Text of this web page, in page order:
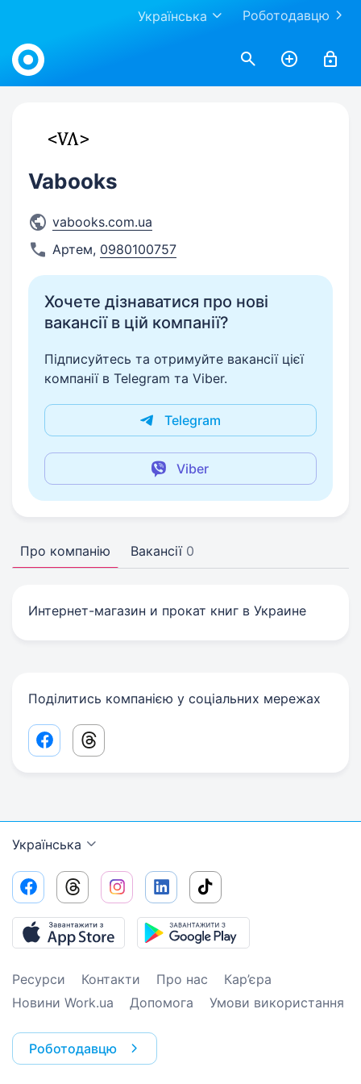
Роботодавцю
Українська
Work.ua
Vabooks
vabooks.com.ua
Артем, 0980100757
Хочете дізнаватися про нові
вакансії в цій компанії?
Підписуйтесь та отримуйте вакансії цієї
компанії в Telegram та Viber.
Telegram
Viber
Про компанію Вакансії 0
Интернет-магазин и прокат книг в Украине
Поділитись компанією у соціальних мережах
Facebook share link
Threads share link
Українська
Ресурси Контакти Про нас
Кар’єра
Новини Work.ua
Допомога Умови використання
Роботодавцю